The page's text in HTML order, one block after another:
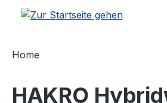
Hauptinhalt springen
Zur Suche springen
Zur Hauptnavigation springen
Home
HAKRO